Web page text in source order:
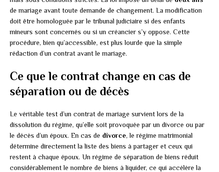
de mariage avant toute demande de changement. La modification
doit être homologuée par le tribunal judiciaire si des enfants
mineurs sont concernés ou si un créancier s’y oppose. Cette
procédure, bien qu’accessible, est plus lourde que la simple
rédaction d’un contrat avant le mariage.
Ce que le contrat change en cas de
séparation ou de décès
Le véritable test d’un contrat de mariage survient lors de la
dissolution du régime, qu’elle soit provoquée par un divorce ou par
le décès d’un époux. En cas de divorce, le régime matrimonial
détermine directement la liste des biens à partager et ceux qui
restent à chaque époux. Un régime de séparation de biens réduit
considérablement le nombre de biens à liquider, ce qui accélère la